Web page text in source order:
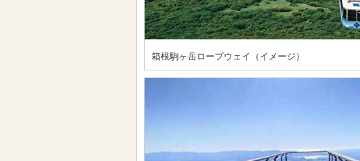
箱根駒ヶ岳ロープウェイ（イメージ）